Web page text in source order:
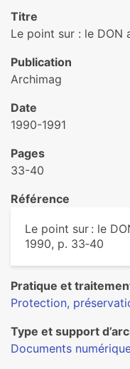
Titre
Le point sur : le DON
Publication
Archimag
Date
1990-1991
Pages
33-40
Référence
Le point sur : le
1990, p. 33‑40
Pratique et
Protection,
Type et support
Documents